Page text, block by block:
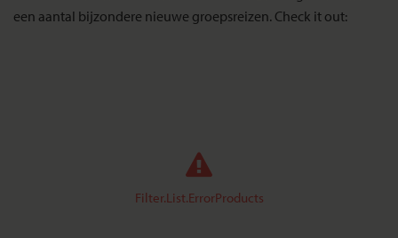
een aantal bijzondere nieuwe groepsreizen. Check it out:
Filter.List.ErrorProducts